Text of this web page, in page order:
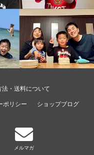
法・送料について
ポリシー ショップブログ
メルマガ